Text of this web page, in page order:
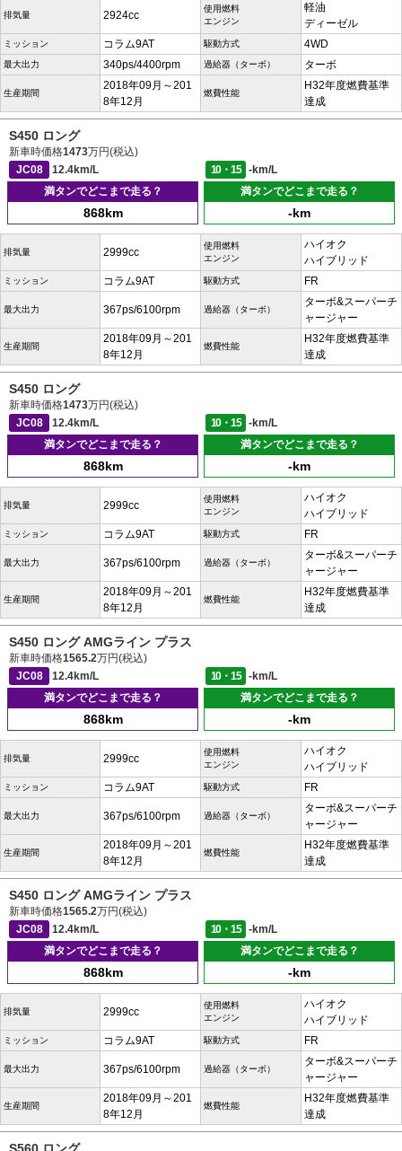
排気量 2924cc
使用燃料
エンジン
軽油
ディーゼル
ミッション コラム9AT 駆動方式 4WD
最大出力 340ps/4400rpm 過給器（ターボ） ターボ
生産期間
2018年09月～201
8年12月
燃費性能
H32年度燃費基準
達成
S450 ロング
新車時価格1473万円(税込)
JC08
12.4km/L 10・15
-km/L
満タンでどこまで走る？
868km
満タンでどこまで走る？
-km
排気量 2999cc
使用燃料
エンジン
ハイオク
ハイブリッド
ミッション コラム9AT 駆動方式 FR
最大出力 367ps/6100rpm 過給器（ターボ）
ターボ&スーパーチ
ャージャー
生産期間
2018年09月～201
8年12月
燃費性能
H32年度燃費基準
達成
S450 ロング
新車時価格1473万円(税込)
JC08
12.4km/L 10・15
-km/L
満タンでどこまで走る？
868km
満タンでどこまで走る？
-km
排気量 2999cc
使用燃料
エンジン
ハイオク
ハイブリッド
ミッション コラム9AT 駆動方式 FR
最大出力 367ps/6100rpm 過給器（ターボ）
ターボ&スーパーチ
ャージャー
生産期間
2018年09月～201
8年12月
燃費性能
H32年度燃費基準
達成
S450 ロング AMGライン プラス
新車時価格1565.2万円(税込)
JC08
12.4km/L 10・15
-km/L
満タンでどこまで走る？
868km
満タンでどこまで走る？
-km
排気量 2999cc
使用燃料
エンジン
ハイオク
ハイブリッド
ミッション コラム9AT 駆動方式 FR
最大出力 367ps/6100rpm 過給器（ターボ）
ターボ&スーパーチ
ャージャー
生産期間
2018年09月～201
8年12月
燃費性能
H32年度燃費基準
達成
S450 ロング AMGライン プラス
新車時価格1565.2万円(税込)
JC08
12.4km/L 10・15
-km/L
満タンでどこまで走る？
868km
満タンでどこまで走る？
-km
排気量 2999cc
使用燃料
エンジン
ハイオク
ハイブリッド
ミッション コラム9AT 駆動方式 FR
最大出力 367ps/6100rpm 過給器（ターボ）
ターボ&スーパーチ
ャージャー
生産期間
2018年09月～201
8年12月
燃費性能
H32年度燃費基準
達成